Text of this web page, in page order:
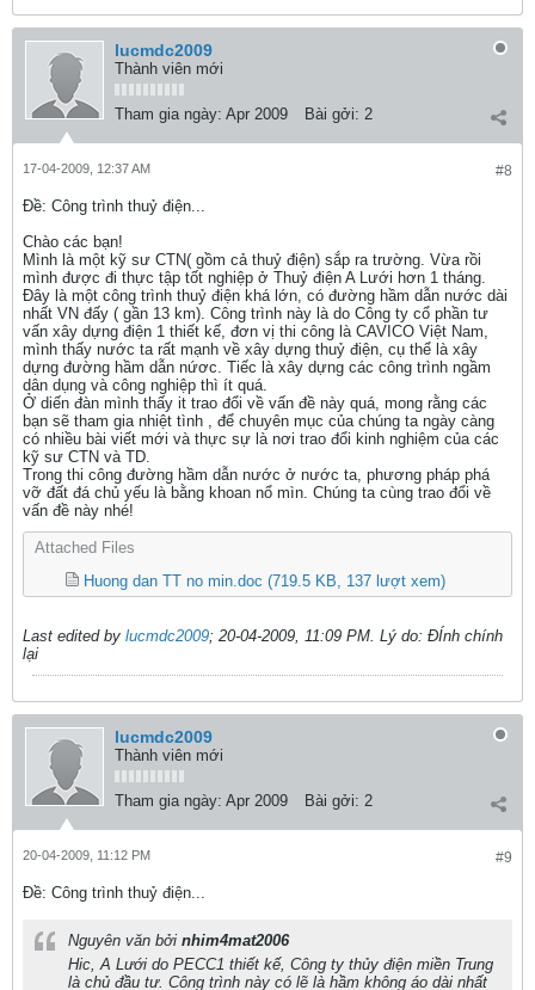
lucmdc2009
Thành viên mới
Tham gia ngày: Apr 2009 Bài gởi: 2
#8
17-04-2009, 12:37 AM
Ðề: Công trình thuỷ điện...
Chào các bạn!
Mình là một kỹ sư CTN( gồm cả thuỷ điện) sắp ra trường. Vừa rồi
mình được đi thực tập tốt nghiệp ở Thuỷ điện A Lưới hơn 1 tháng.
Đây là một công trình thuỷ điện khá lớn, có đường hầm dẫn nước dài
nhất VN đấy ( gần 13 km). Công trình này là do Công ty cổ phần tư
vấn xây dựng điện 1 thiết kế, đơn vị thi công là CAVICO Việt Nam,
mình thấy nước ta rất mạnh về xây dựng thuỷ điện, cụ thể là xây
dựng đường hầm dẫn nứơc. Tiếc là xây dựng các công trình ngầm
dân dụng và công nghiệp thì ít quá.
Ở diến đàn mình thấy it trao đổi về vấn đề này quá, mong rằng các
bạn sẽ tham gia nhiệt tình , để chuyên mục của chúng ta ngày càng
có nhiều bài viết mới và thực sự là nơi trao đổi kinh nghiệm của các
kỹ sư CTN và TD.
Trong thi công đường hầm dẫn nước ở nước ta, phương pháp phá
vỡ đất đá chủ yếu là bằng khoan nổ mìn. Chúng ta cùng trao đổi về
vấn đề này nhé!
Attached Files
Huong dan TT no min.doc (719.5 KB, 137 lượt xem)
Last edited by lucmdc2009; 20-04-2009, 11:09 PM. Lý do: ĐÍnh chính
lại
lucmdc2009
Thành viên mới
Tham gia ngày: Apr 2009 Bài gởi: 2
#9
20-04-2009, 11:12 PM
Ðề: Công trình thuỷ điện...
Nguyên văn bởi nhim4mat2006
Hic, A Lưới do PECC1 thiết kế, Công ty thủy điện miền Trung
là chủ đầu tư. Công trình này có lẽ là hầm không áo dài nhất